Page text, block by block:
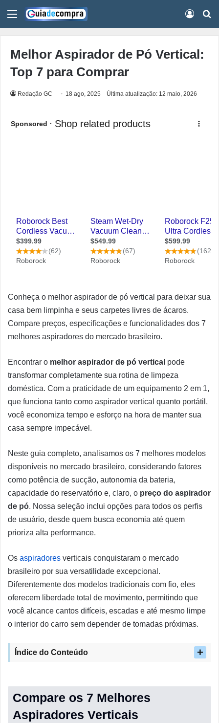
Menu
Melhor Aspirador de Pó Vertical:
Top 7 para Comprar
Redação GC 18 ago, 2025 Última atualização: 12 maio, 2026
Conheça o melhor aspirador de pó vertical para deixar sua
casa bem limpinha e seus carpetes livres de ácaros.
Compare preços, especificações e funcionalidades dos 7
melhores aspiradores do mercado brasileiro.
Encontrar o melhor aspirador de pó vertical pode
transformar completamente sua rotina de limpeza
doméstica. Com a praticidade de um equipamento 2 em 1,
que funciona tanto como aspirador vertical quanto portátil,
você economiza tempo e esforço na hora de manter sua
casa sempre impecável.
Neste guia completo, analisamos os 7 melhores modelos
disponíveis no mercado brasileiro, considerando fatores
como potência de sucção, autonomia da bateria,
capacidade do reservatório e, claro, o preço do aspirador
de pó. Nossa seleção inclui opções para todos os perfis
de usuário, desde quem busca economia até quem
prioriza alta performance.
Os aspiradores verticais conquistaram o mercado
brasileiro por sua versatilidade excepcional.
Diferentemente dos modelos tradicionais com fio, eles
oferecem liberdade total de movimento, permitindo que
você alcance cantos difíceis, escadas e até mesmo limpe
o interior do carro sem depender de tomadas próximas.
Índice do Conteúdo
Compare os 7 Melhores
Aspiradores Verticais